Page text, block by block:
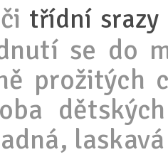
třídní srazy
se do
prožitých